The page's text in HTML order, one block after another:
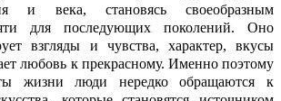
и века, становясь своеобразным
для последующих поколений. Оно
взгляды и чувства, характер, вкусы
любовь к прекрасному. Именно поэтому
жизни люди нередко обращаются к